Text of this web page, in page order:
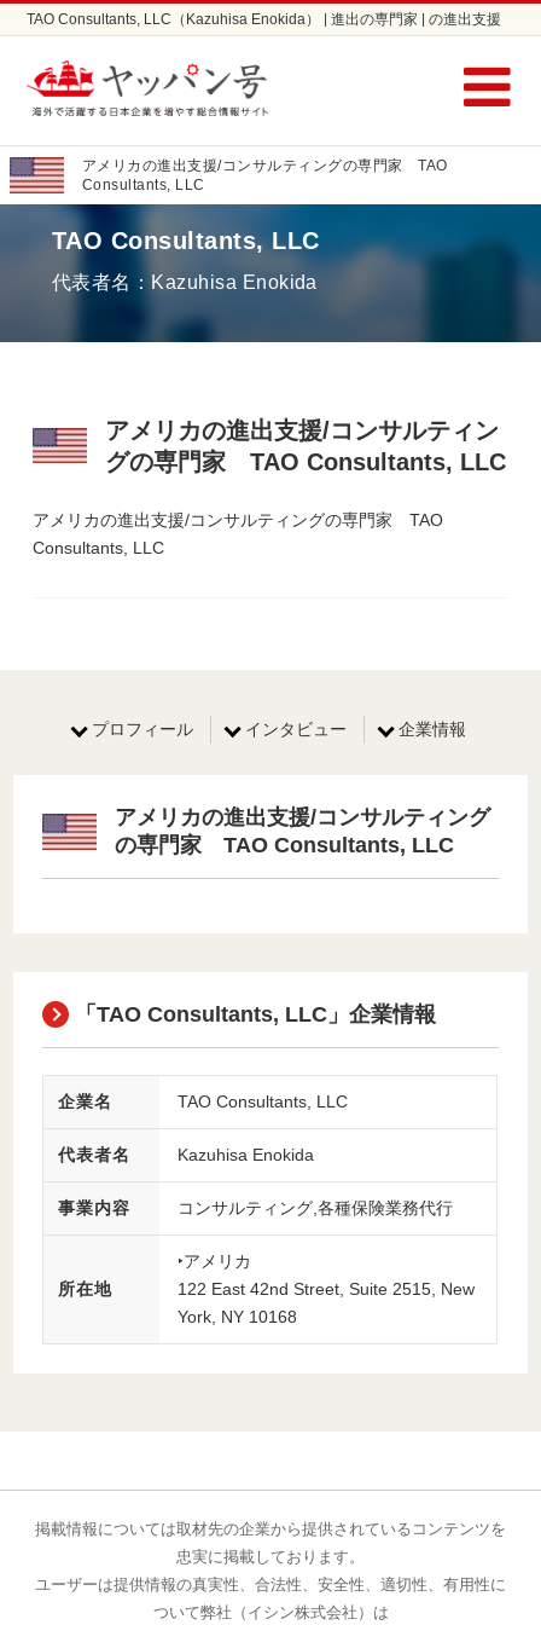
TAO Consultants, LLC（Kazuhisa Enokida） | 進出の専門家 | の進出支援
アメリカの進出支援/コンサルティングの専門家 TAO
Consultants, LLC
TAO Consultants, LLC
代表者名：Kazuhisa Enokida
アメリカの進出支援/コンサルティン
グの専門家 TAO Consultants, LLC
アメリカの進出支援/コンサルティングの専門家 TAO
Consultants, LLC
プロフィール インタビュー 企業情報
アメリカの進出支援/コンサルティング
の専門家 TAO Consultants, LLC
「TAO Consultants, LLC」企業情報
企業名 TAO Consultants, LLC
代表者名 Kazuhisa Enokida
事業内容 コンサルティング,各種保険業務代行
所在地
‣アメリカ
122 East 42nd Street, Suite 2515, New
York, NY 10168
掲載情報については取材先の企業から提供されているコンテンツを
忠実に掲載しております。
ユーザーは提供情報の真実性、合法性、安全性、適切性、有用性に
ついて弊社（イシン株式会社）は